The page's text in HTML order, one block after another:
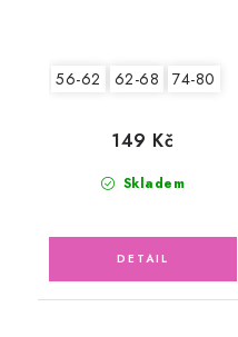
56-62 62-68 74-80
Skladem
149 Kč